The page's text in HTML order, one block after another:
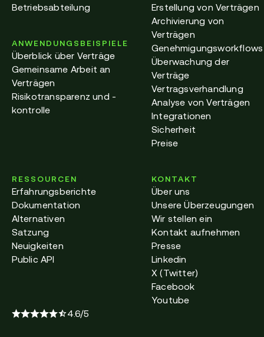
ANWENDUNGSBEISPIELE
Überblick über Verträge
Gemeinsame Arbeit an
Verträgen
Risikotransparenz und -
kontrolle
Betriebsabteilung
Erstellung von Verträgen
Archivierung von
Verträgen
Genehmigungsworkflows
Überwachung der
Verträge
Vertragsverhandlung
Analyse von Verträgen
Integrationen
Sicherheit
Preise
RESSOURCEN
Erfahrungsberichte
Dokumentation
Alternativen
Satzung
Neuigkeiten
Public API
KONTAKT
Über uns
Unsere Überzeugungen
Wir stellen ein
Kontakt aufnehmen
Presse
Linkedin
X (Twitter)
Facebook
Youtube
4.6/5